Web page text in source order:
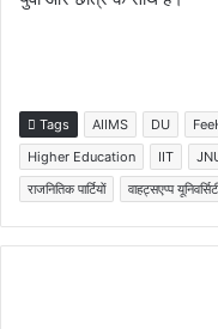
Tags AIIMS DU
Higher Education
IIT
राजनितिक पार्टियों
वाहट्सएप्प